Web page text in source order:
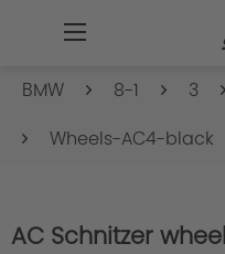
BMW 8-1 3
Wheels-AC4-black
AC Schnitzer